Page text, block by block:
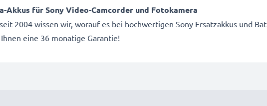
Akkus für Sony Video-Camcorder und Fotokamera
2004 wissen wir, worauf es bei hochwertigen Sony Ersatzakkus und
eine 36 monatige Garantie!